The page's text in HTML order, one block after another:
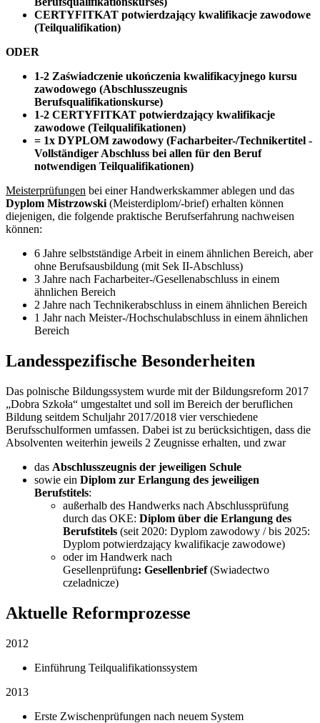
CERTYFITKAT potwierdzający kwalifikacje zawodowe
(Teilqualifikation)
ODER
1-2 Zaświadczenie ukończenia kwalifikacyjnego kursu
zawodowego (Abschlusszeugnis
Berufsqualifikationskurse)
1-2 CERTYFITKAT potwierdzający kwalifikacje
zawodowe (Teilqualifikationen)
= 1x DYPLOM zawodowy (Facharbeiter-/Technikertitel -
Vollständiger Abschluss bei allen für den Beruf
notwendigen Teilqualifikationen)
Meisterprüfungen bei einer Handwerkskammer ablegen und das
Dyplom Mistrzowski (Meisterdiplom/-brief) erhalten können
diejenigen, die folgende praktische Berufserfahrung nachweisen
können:
6 Jahre selbstständige Arbeit in einem ähnlichen Bereich, aber
ohne Berufsausbildung (mit Sek II-Abschluss)
3 Jahre nach Facharbeiter-/Gesellenabschluss in einem
ähnlichen Bereich
2 Jahre nach Technikerabschluss in einem ähnlichen Bereich
1 Jahr nach Meister-/Hochschulabschluss in einem ähnlichen
Bereich
Landesspezifische Besonderheiten
Das polnische Bildungssystem wurde mit der Bildungsreform 2017
„Dobra Szkoła“ umgestaltet und soll im Bereich der beruflichen
Bildung seitdem Schuljahr 2017/2018 vier verschiedene
Berufsschulformen umfassen. Dabei ist zu berücksichtigen, dass die
Absolventen weiterhin jeweils 2 Zeugnisse erhalten, und zwar
das Abschlusszeugnis der jeweiligen Schule
sowie ein Diplom zur Erlangung des jeweiligen
Berufstitels:
außerhalb des Handwerks nach Abschlussprüfung
durch das OKE: Diplom über die Erlangung des
Berufstitels (seit 2020: Dyplom zawodowy / bis 2025:
Dyplom potwierdzający kwalifikacje zawodowe)
oder im Handwerk nach
Gesellenprüfung: Gesellenbrief(Swiadectwo
czeladnicze)
Aktuelle Reformprozesse
2012
Einführung Teilqualifikationssystem
2013
Erste Zwischenprüfungen nach neuem System